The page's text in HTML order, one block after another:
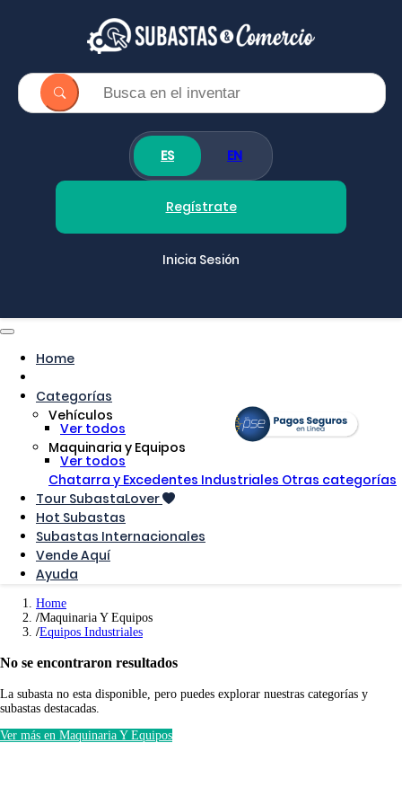
ES EN
Regístrate
Inicia Sesión
Home
Categorías
Vehículos
Ver todos
Maquinaria y Equipos
Ver todos
Chatarra y Excedentes Industriales Otras categorías
Tour SubastaLover
Hot Subastas
Subastas Internacionales
Vende Aquí
Ayuda
Home
Maquinaria Y Equipos
Equipos Industriales
No se encontraron resultados
La subasta no esta disponible, pero puedes explorar nuestras categorías y
subastas destacadas.
Ver más en Maquinaria Y Equipos